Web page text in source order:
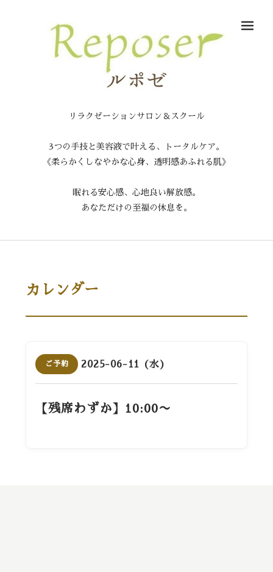
リラクゼーションサロン＆スクール
3つの手技と美容液で叶える、トータルケア。
《柔らかくしなやかな心身、透明感あふれる肌》
眠れる安心感、心地良い解放感。
あなただけの至福の休息を。
カレンダー
ご予約 2025-06-11 (水)
【残席わずか】10:00〜